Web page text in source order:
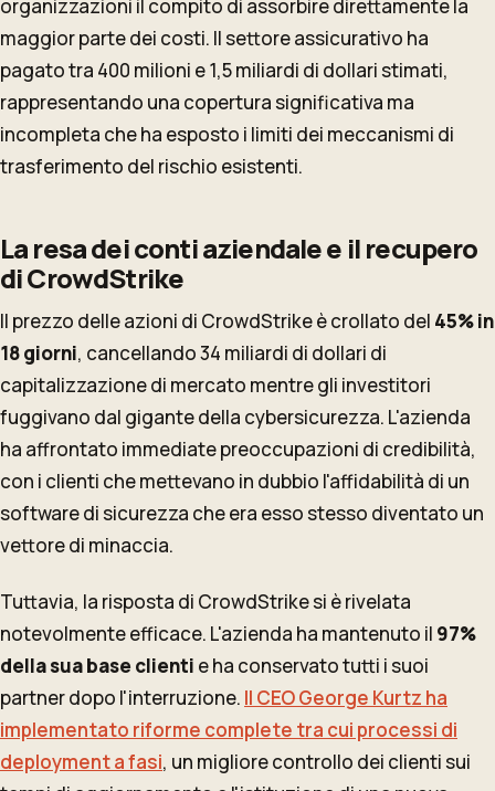
organizzazioni il compito di assorbire direttamente la
maggior parte dei costi. Il settore assicurativo ha
pagato tra 400 milioni e 1,5 miliardi di dollari stimati,
rappresentando una copertura significativa ma
incompleta che ha esposto i limiti dei meccanismi di
trasferimento del rischio esistenti.
La resa dei conti aziendale e il recupero
di CrowdStrike
Il prezzo delle azioni di CrowdStrike è crollato del 45% in
18 giorni, cancellando 34 miliardi di dollari di
capitalizzazione di mercato mentre gli investitori
fuggivano dal gigante della cybersicurezza. L'azienda
ha affrontato immediate preoccupazioni di credibilità,
con i clienti che mettevano in dubbio l'affidabilità di un
software di sicurezza che era esso stesso diventato un
vettore di minaccia.
Tuttavia, la risposta di CrowdStrike si è rivelata
notevolmente efficace. L'azienda ha mantenuto il 97%
della sua base clienti e ha conservato tutti i suoi
partner dopo l'interruzione. Il CEO George Kurtz ha
implementato riforme complete tra cui processi di
deployment a fasi, un migliore controllo dei clienti sui